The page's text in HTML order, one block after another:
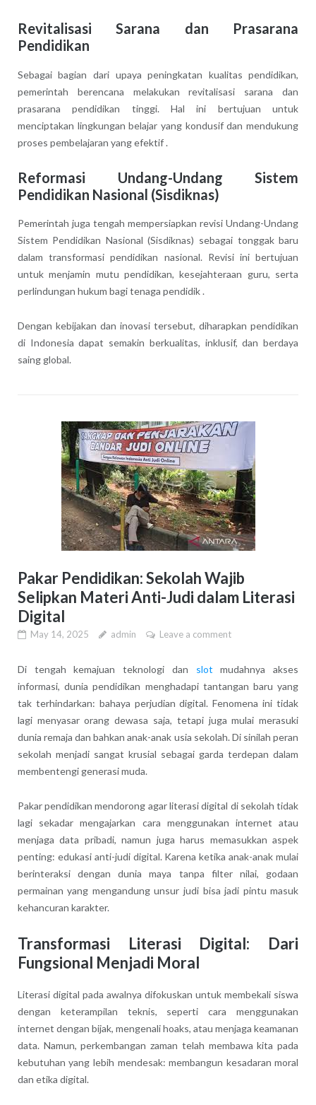
Revitalisasi Sarana dan Prasarana
Pendidikan
Sebagai bagian dari upaya peningkatan kualitas pendidikan,
pemerintah berencana melakukan revitalisasi sarana dan
prasarana pendidikan tinggi. Hal ini bertujuan untuk
menciptakan lingkungan belajar yang kondusif dan mendukung
proses pembelajaran yang efektif .
Reformasi Undang-Undang Sistem
Pendidikan Nasional (Sisdiknas)
Pemerintah juga tengah mempersiapkan revisi Undang-Undang
Sistem Pendidikan Nasional (Sisdiknas) sebagai tonggak baru
dalam transformasi pendidikan nasional. Revisi ini bertujuan
untuk menjamin mutu pendidikan, kesejahteraan guru, serta
perlindungan hukum bagi tenaga pendidik .
Dengan kebijakan dan inovasi tersebut, diharapkan pendidikan
di Indonesia dapat semakin berkualitas, inklusif, dan berdaya
saing global.
Pakar Pendidikan: Sekolah Wajib
Selipkan Materi Anti-Judi dalam Literasi
Digital
May 14, 2025 admin Leave a comment
Di tengah kemajuan teknologi dan slot mudahnya akses
informasi, dunia pendidikan menghadapi tantangan baru yang
tak terhindarkan: bahaya perjudian digital. Fenomena ini tidak
lagi menyasar orang dewasa saja, tetapi juga mulai merasuki
dunia remaja dan bahkan anak-anak usia sekolah. Di sinilah peran
sekolah menjadi sangat krusial sebagai garda terdepan dalam
membentengi generasi muda.
Pakar pendidikan mendorong agar literasi digital di sekolah tidak
lagi sekadar mengajarkan cara menggunakan internet atau
menjaga data pribadi, namun juga harus memasukkan aspek
penting: edukasi anti-judi digital. Karena ketika anak-anak mulai
berinteraksi dengan dunia maya tanpa filter nilai, godaan
permainan yang mengandung unsur judi bisa jadi pintu masuk
kehancuran karakter.
Transformasi Literasi Digital: Dari
Fungsional Menjadi Moral
Literasi digital pada awalnya difokuskan untuk membekali siswa
dengan keterampilan teknis, seperti cara menggunakan
internet dengan bijak, mengenali hoaks, atau menjaga keamanan
data. Namun, perkembangan zaman telah membawa kita pada
kebutuhan yang lebih mendesak: membangun kesadaran moral
dan etika digital.